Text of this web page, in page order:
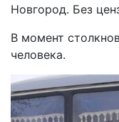
Новгород. Без
В момент
человека.